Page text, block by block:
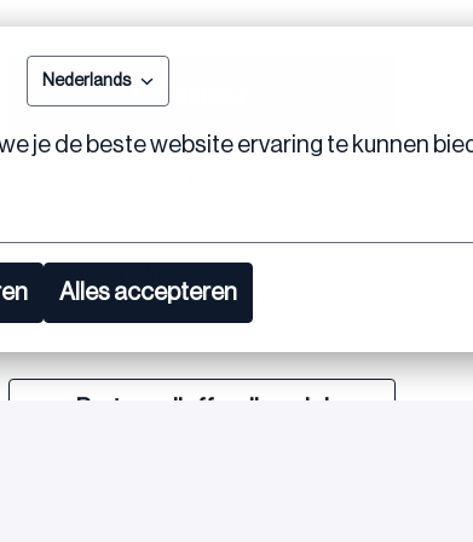
Nederlands
je de beste website ervaring te kunnen
Alles accepteren
Postuler
indisponible
Mettre à jour les cookies
Partager l'offre d'emploi